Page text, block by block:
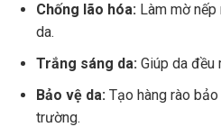
Chống lão hóa: Làm mờ
da.
Trắng sáng da: Giúp da đều
Bảo vệ da: Tạo hàng rào
trường.